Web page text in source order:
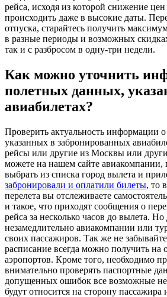
рейса, исходя из которой снижение
происходить даже в высокие даты.
отпуска, старайтесь получить
в разные периоды и возможных
так и с разбросом в одну-три недели.
Как можно уточнить
полетных данных,
авиабилетах?
Проверить актуальность информации
указанных в забронированных
рейсы или другие из Москвы или
можете на нашем сайте авиакомпании,
выбрать из списка город вылета и
забронировали и оплатили билеты, то
перелета вы отслеживаете
и такое, что приходят сообщения о
рейса за несколько часов до вылета.
незамедлительно авиакомпании или
своих пассажиров. Так же не
расписание всегда можно получить на
аэропортов. Кроме того, необходимо
внимательно проверять паспортные
допущенных ошибок все возможные
будут относится на сторону пассажира